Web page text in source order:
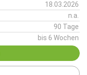
18.03.2026
n.a.
90 Tage
bis 6 Wochen